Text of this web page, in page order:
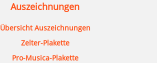
Auszeichnungen
Übersicht Auszeichnungen
Zelter-Plakette
Pro-Musica-Plakette